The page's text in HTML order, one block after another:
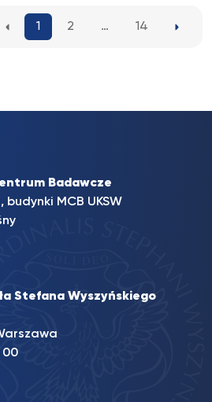
1 2 … 14
Badawcze
budynki MCB UKSW
Stefana Wyszyńskiego
00